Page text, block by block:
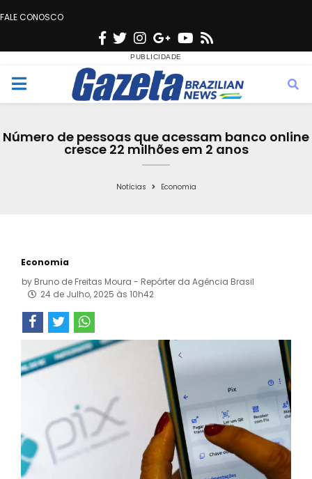
FALE CONOSCO
F
c
e
o
T
w
i
t
e
n
s
t
g
r
a
G
o
o
g
e
Y
u
t
b
s
M
Número de pessoas que acessam banco online
cresce 22 milhões em 2 anos
Notícias Economia
Economia
by Bruno de Freitas Moura - Repórter da Agência Brasil
24 de Julho, 2025 às 10h42